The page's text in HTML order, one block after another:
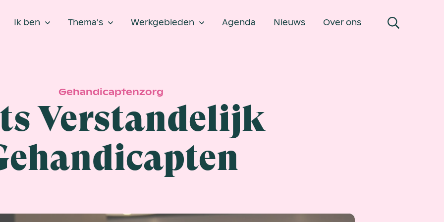
Ik ben Thema's Werkgebieden Agenda Nieuws Over ons
Gehandicaptenzorg
Verstandelijk